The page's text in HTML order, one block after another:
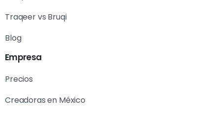
Traqeer vs Bruqi
Blog
Empresa
Precios
Creadoras en México